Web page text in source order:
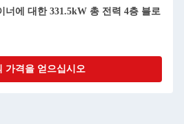
너에 대한 331.5kW 총 전력 4층 블로
가격을 얻으십시오